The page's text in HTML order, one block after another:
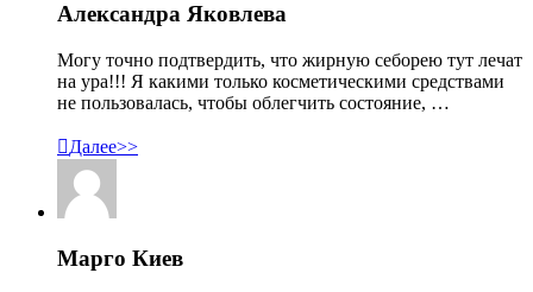
Александра Яковлева
Могу точно подтвердить, что жирную себорею тут лечат
на ура!!! Я какими только косметическими средствами
не пользовалась, чтобы облегчить состояние, …
Далее>>
Марго Киев